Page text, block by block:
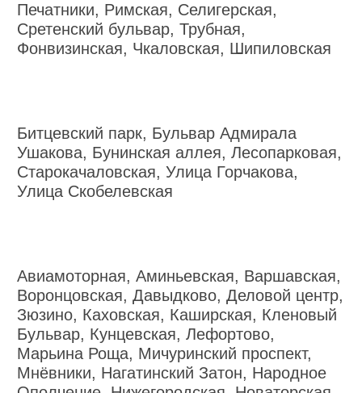
Печатники, Римская, Селигерская,
Сретенский бульвар, Трубная,
Фонвизинская, Чкаловская, Шипиловская
Битцевский парк, Бульвар Адмирала
Ушакова, Бунинская аллея, Лесопарковая,
Старокачаловская, Улица Горчакова,
Улица Скобелевская
Авиамоторная, Аминьевская, Варшавская,
Воронцовская, Давыдково, Деловой центр,
Зюзино, Каховская, Каширская, Кленовый
Бульвар, Кунцевская, Лефортово,
Марьина Роща, Мичуринский проспект,
Мнёвники, Нагатинский Затон, Народное